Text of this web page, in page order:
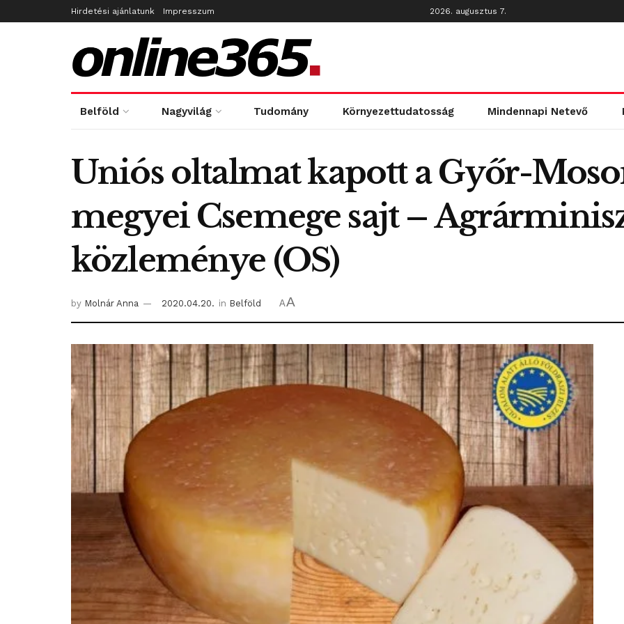
Hirdetési ajánlatunk Impresszum 2026. augusztus 7.
Belföld Nagyvilág Tudomány Környezettudatosság Mindennapi Netevő
Uniós oltalmat kapott a Győr-
megyei Csemege sajt –
közleménye (OS)
by Molnár Anna 2020.04.20. in Belföld AA